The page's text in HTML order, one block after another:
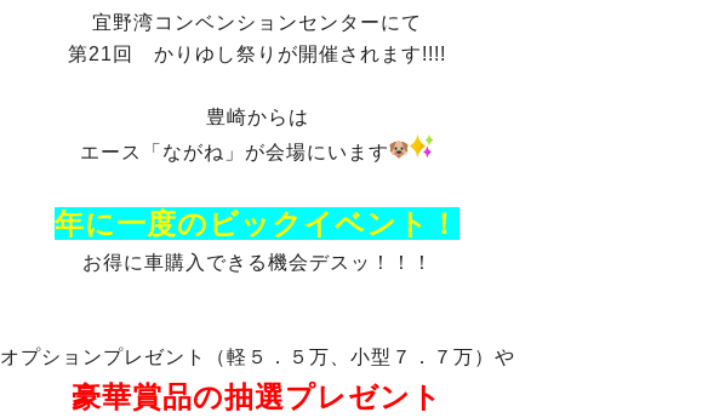
宜野湾コンベンションセンターにて
第21回 かりゆし祭りが開催されます!!!!
豊崎からは
エース「ながね」が会場にいます
年に一度のビックイベント！
お得に車購入できる機会デスッ！！！
オプションプレゼント（軽５．５万、小型７．７万）や
豪華賞品の抽選プレゼント